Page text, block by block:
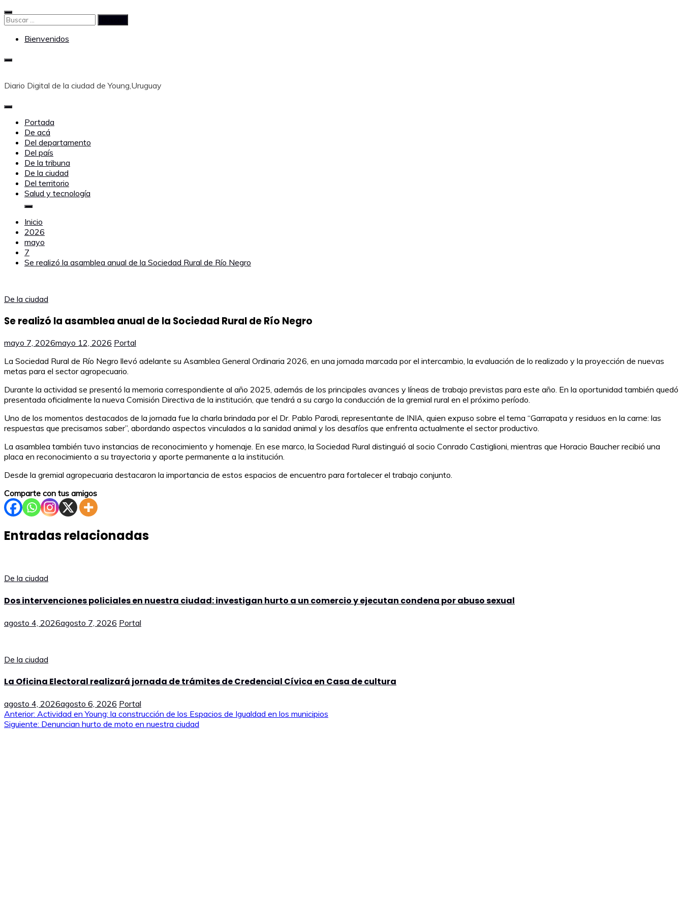
Saltar
al
Buscar:
Bienvenidos
Diario Digital de la ciudad de Young,Uruguay
Portada
De acá
Del departamento
Del país
De la tribuna
De la ciudad
Del territorio
Salud y tecnología
Inicio
2026
mayo
7
Se realizó la asamblea anual de la Sociedad Rural de Río Negro
De la ciudad
Se realizó la asamblea anual de la Sociedad Rural de Río Negro
mayo 7, 2026mayo 12, 2026 Portal
La Sociedad Rural de Río Negro llevó adelante su Asamblea General Ordinaria 2026, en una jornada marcada por el intercambio, la evaluación de lo realizado y la proyección de nuevas
metas para el sector agropecuario.
Durante la actividad se presentó la memoria correspondiente al año 2025, además de los principales avances y líneas de trabajo previstas para este año. En la oportunidad también quedó
presentada oficialmente la nueva Comisión Directiva de la institución, que tendrá a su cargo la conducción de la gremial rural en el próximo período.
Uno de los momentos destacados de la jornada fue la charla brindada por el Dr. Pablo Parodi, representante de INIA, quien expuso sobre el tema “Garrapata y residuos en la carne: las
respuestas que precisamos saber”, abordando aspectos vinculados a la sanidad animal y los desafíos que enfrenta actualmente el sector productivo.
La asamblea también tuvo instancias de reconocimiento y homenaje. En ese marco, la Sociedad Rural distinguió al socio Conrado Castiglioni, mientras que Horacio Baucher recibió una
placa en reconocimiento a su trayectoria y aporte permanente a la institución.
Desde la gremial agropecuaria destacaron la importancia de estos espacios de encuentro para fortalecer el trabajo conjunto.
Comparte con tus amigos
Entradas relacionadas
De la ciudad
Dos intervenciones policiales en nuestra ciudad: investigan hurto a un comercio y ejecutan condena por abuso sexual
agosto 4, 2026agosto 7, 2026 Portal
De la ciudad
La Oficina Electoral realizará jornada de trámites de Credencial Cívica en Casa de cultura
agosto 4, 2026agosto 6, 2026 Portal
Navegación
Anterior: Actividad en Young: la construcción de los Espacios de Igualdad en los municipios
Siguiente: Denuncian hurto de moto en nuestra ciudad